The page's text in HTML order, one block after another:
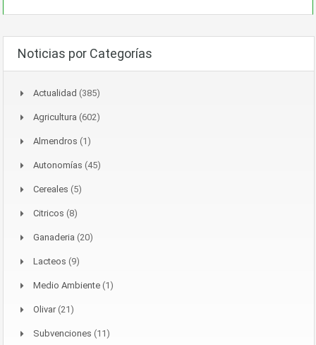
Noticias por Categorías
Actualidad (385)
Agricultura (602)
Almendros (1)
Autonomías (45)
Cereales (5)
Citricos (8)
Ganaderia (20)
Lacteos (9)
Medio Ambiente (1)
Olivar(21)
Subvenciones (11)